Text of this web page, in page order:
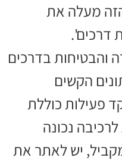
מעלה את
דרכים'.
והבטיחות בדרכים
הקשים
פעילות כוללת
נכונה
יש לאתר את